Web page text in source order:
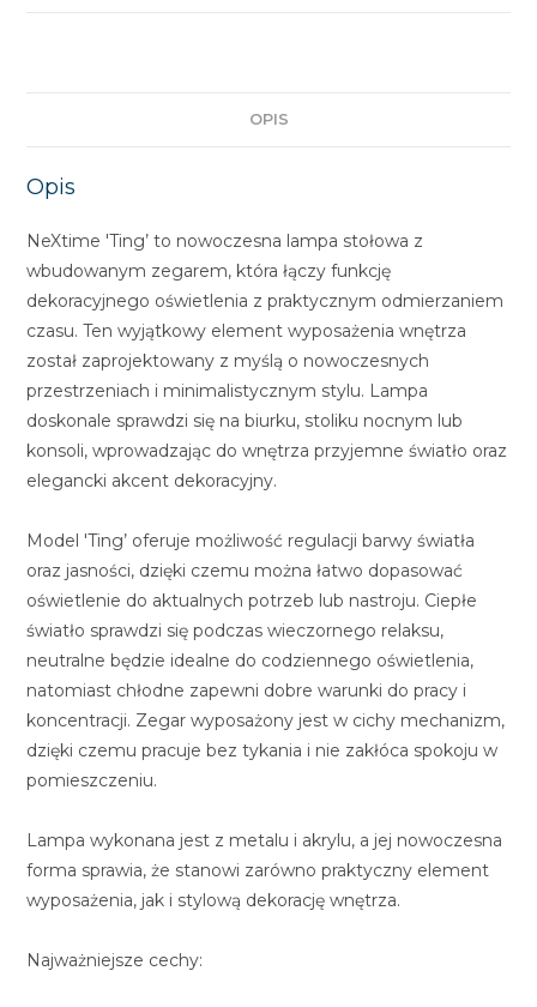
OPIS
Opis
NeXtime 'Ting’ to nowoczesna lampa stołowa z
wbudowanym zegarem, która łączy funkcję
dekoracyjnego oświetlenia z praktycznym odmierzaniem
czasu. Ten wyjątkowy element wyposażenia wnętrza
został zaprojektowany z myślą o nowoczesnych
przestrzeniach i minimalistycznym stylu. Lampa
doskonale sprawdzi się na biurku, stoliku nocnym lub
konsoli, wprowadzając do wnętrza przyjemne światło oraz
elegancki akcent dekoracyjny.
Model 'Ting’ oferuje możliwość regulacji barwy światła
oraz jasności, dzięki czemu można łatwo dopasować
oświetlenie do aktualnych potrzeb lub nastroju. Ciepłe
światło sprawdzi się podczas wieczornego relaksu,
neutralne będzie idealne do codziennego oświetlenia,
natomiast chłodne zapewni dobre warunki do pracy i
koncentracji. Zegar wyposażony jest w cichy mechanizm,
dzięki czemu pracuje bez tykania i nie zakłóca spokoju w
pomieszczeniu.
Lampa wykonana jest z metalu i akrylu, a jej nowoczesna
forma sprawia, że stanowi zarówno praktyczny element
wyposażenia, jak i stylową dekorację wnętrza.
Najważniejsze cechy: